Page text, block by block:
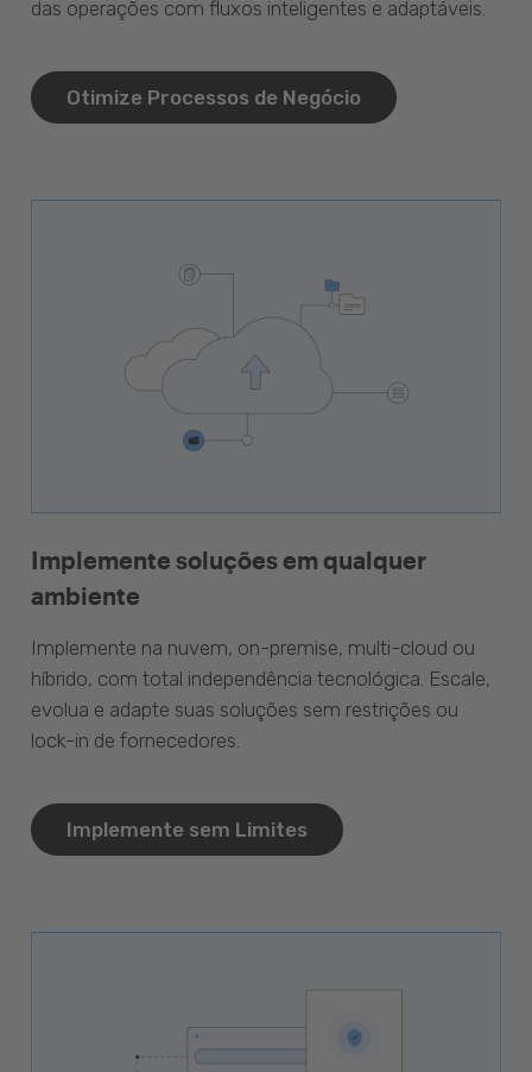
das operações com fluxos inteligentes e adaptáveis.
Otimize Processos de Negócio
Implemente soluções em qualquer
ambiente
Implemente na nuvem, on-premise, multi-cloud ou
híbrido, com total independência tecnológica. Escale,
evolua e adapte suas soluções sem restrições ou
lock-in de fornecedores.
Implemente sem Limites